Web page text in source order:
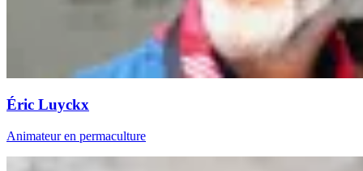
Éric Luyckx
Animateur en permaculture